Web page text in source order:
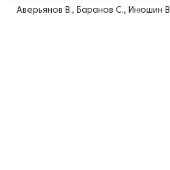
Аверьянов В., Баранов С., Инюшин